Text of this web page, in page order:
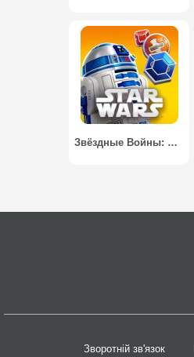
Звёздные Войны: Битвы Дроидов / Star Wars: Puzzle Droids
Зворотній зв'язок